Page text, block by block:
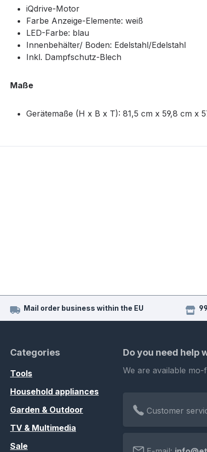
iQdrive-Motor
Farbe Anzeige-Elemente: weiß
LED-Farbe: blau
Innenbehälter/ Boden: Edelstahl/Edelstahl
Inkl. Dampfschutz-Blech
Maße
Gerätemaße (H x B x T): 81,5 cm x 59,8 cm x
Mail order business within the EU
Categories
Tools
Household appliances
Garden & Outdoor
TV & Multimedia
Sale
Do you need help
We are available
Customer